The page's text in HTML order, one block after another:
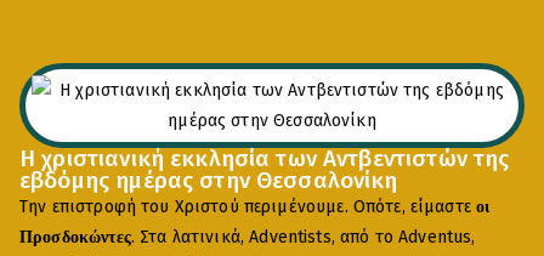
Η χριστιανική εκκλησία των Αντβεντιστών της
εβδόμης ημέρας στην Θεσσαλονίκη
Την επιστροφή του Χριστού περιμένουμε. Οπότε, είμαστεοι
Προσδοκώντες. Στα λατινικά, Adventists, από το Adventus,